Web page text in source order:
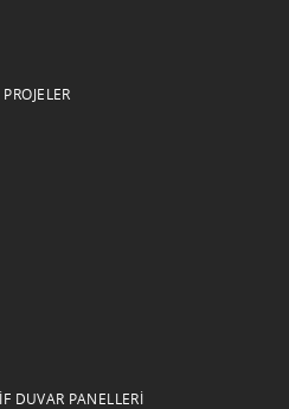
DUVAR PANELLERI